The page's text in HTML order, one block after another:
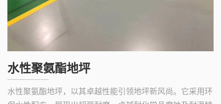
水性聚氨酯地坪
水性聚氨酯地坪，以其卓越性能引领地坪新风尚。它采用环